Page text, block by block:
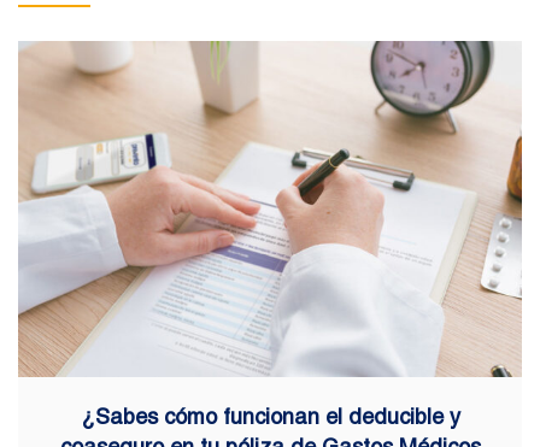
¿Sabes cómo funcionan el deducible y